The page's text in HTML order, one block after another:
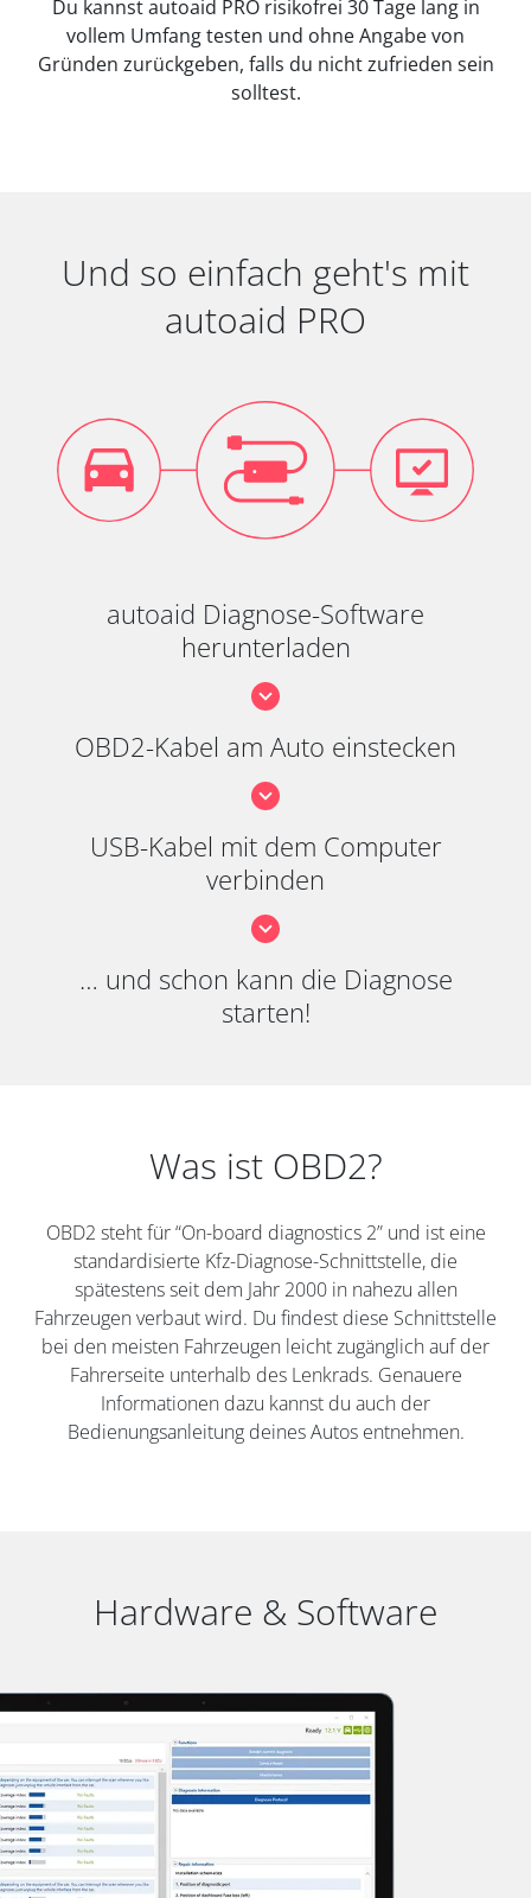
Du kannst autoaid PRO risikofrei 30 Tage lang in
vollem Umfang testen und ohne Angabe von
Gründen zurückgeben, falls du nicht zufrieden sein
solltest.
Und so einfach geht's mit
autoaid PRO
autoaid Diagnose-Software
herunterladen
OBD2-Kabel am Auto einstecken
USB-Kabel mit dem Computer
verbinden
… und schon kann die Diagnose
starten!
Was ist OBD2?
OBD2 steht für “On-board diagnostics 2” und ist eine
standardisierte Kfz-Diagnose-Schnittstelle, die
spätestens seit dem Jahr 2000 in nahezu allen
Fahrzeugen verbaut wird. Du findest diese Schnittstelle
bei den meisten Fahrzeugen leicht zugänglich auf der
Fahrerseite unterhalb des Lenkrads. Genauere
Informationen dazu kannst du auch der
Bedienungsanleitung deines Autos entnehmen.
Hardware & Software